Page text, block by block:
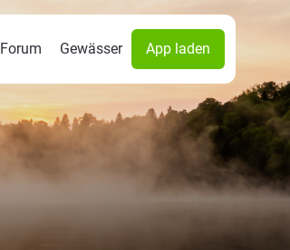
Forum Gewässer App laden